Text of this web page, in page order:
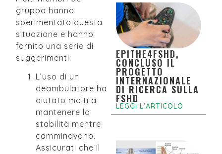
gruppo hanno
sperimentato questa
situazione e hanno
fornito una serie di
suggerimenti:
L’uso di un
deambulatore ha
aiutato molti a
mantenere la
stabilità mentre
camminavano.
Assicurati che il
EPITHE4FSHD,
CONCLUSO IL
PROGETTO
INTERNAZIONALE
DI RICERCA SULLA
FSHD
LEGGI L'ARTICOLO